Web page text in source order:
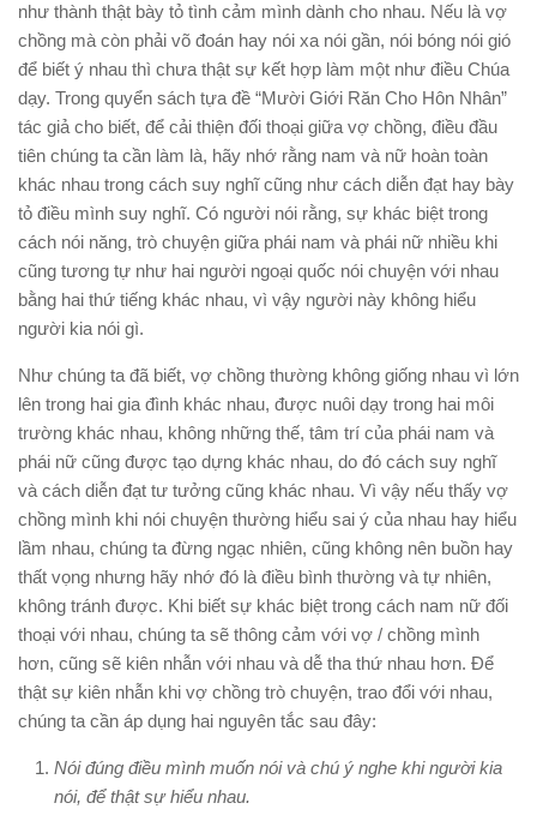
như thành thật bày tỏ tình cảm mình dành cho nhau. Nếu là vợ
chồng mà còn phải võ đoán hay nói xa nói gần, nói bóng nói gió
để biết ý nhau thì chưa thật sự kết hợp làm một như điều Chúa
dạy. Trong quyển sách tựa đề “Mười Giới Răn Cho Hôn Nhân”
tác giả cho biết, để cải thiện đối thoại giữa vợ chồng, điều đầu
tiên chúng ta cần làm là, hãy nhớ rằng nam và nữ hoàn toàn
khác nhau trong cách suy nghĩ cũng như cách diễn đạt hay bày
tỏ điều mình suy nghĩ. Có người nói rằng, sự khác biệt trong
cách nói năng, trò chuyện giữa phái nam và phái nữ nhiều khi
cũng tương tự như hai người ngoại quốc nói chuyện với nhau
bằng hai thứ tiếng khác nhau, vì vậy người này không hiểu
người kia nói gì.
Như chúng ta đã biết, vợ chồng thường không giống nhau vì lớn
lên trong hai gia đình khác nhau, được nuôi dạy trong hai môi
trường khác nhau, không những thế, tâm trí của phái nam và
phái nữ cũng được tạo dựng khác nhau, do đó cách suy nghĩ
và cách diễn đạt tư tưởng cũng khác nhau. Vì vậy nếu thấy vợ
chồng mình khi nói chuyện thường hiểu sai ý của nhau hay hiểu
lầm nhau, chúng ta đừng ngạc nhiên, cũng không nên buồn hay
thất vọng nhưng hãy nhớ đó là điều bình thường và tự nhiên,
không tránh được. Khi biết sự khác biệt trong cách nam nữ đối
thoại với nhau, chúng ta sẽ thông cảm với vợ / chồng mình
hơn, cũng sẽ kiên nhẫn với nhau và dễ tha thứ nhau hơn. Để
thật sự kiên nhẫn khi vợ chồng trò chuyện, trao đổi với nhau,
chúng ta cần áp dụng hai nguyên tắc sau đây:
Nói đúng điều mình muốn nói và chú ý nghe khi người kia
nói, để thật sự hiểu nhau.